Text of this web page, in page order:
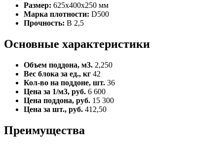
Размер: 625x400x250 мм
Марка плотности: D500
Прочность: B 2,5
Основные характеристики
Объем поддона, м3. 2,250
Вес блока за ед., кг 42
Кол-во на поддоне, шт. 36
Цена за 1/м3, руб. 6 600
Цена поддона, руб. 15 300
Цена за шт., руб. 412,50
Преимущества